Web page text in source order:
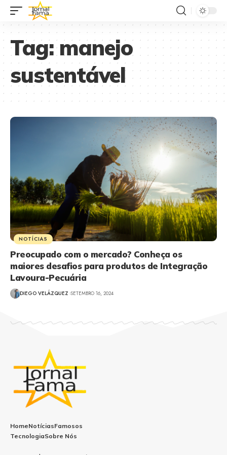
Tag:manejo
sustentável
NOTÍCIAS
Preocupado com o mercado? Conheça os
maiores desafios para produtos de Integração
Lavoura-Pecuária
DIEGO VELÁZQUEZ SETEMBRO 16, 2024
HomeNotíciasFamosos
TecnologiaSobre Nós